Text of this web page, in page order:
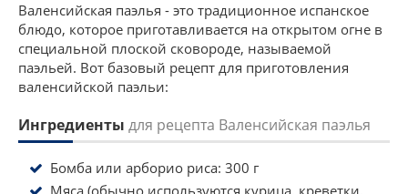
Валенсийская паэлья - это традиционное испанское
блюдо, которое приготавливается на открытом огне в
специальной плоской сковороде, называемой
паэльей. Вот базовый рецепт для приготовления
валенсийской паэльи:
Ингредиенты для рецепта Валенсийская паэлья
Бомба или арборио риса: 300 г
Мяса (обычно используются курица, креветки,